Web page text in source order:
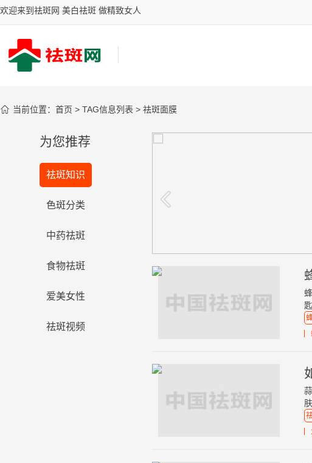
欢迎来到祛斑网 美白祛斑 做精致女人
 当前位置： 首页 > TAG信息列表 > 祛斑面膜
为您推荐
祛斑知识
色斑分类
中药祛斑
食物祛斑
爱美女性
祛斑视频
科技祛斑成果展
分斑分治，古汉堂最新科技祛斑成